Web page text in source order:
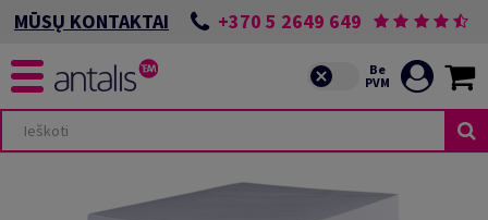
MŪSŲ KONTAKTAI +370 5 2649 649